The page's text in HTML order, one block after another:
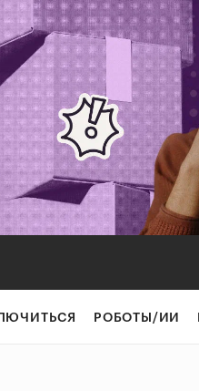
РОБОТЫ/ИИ